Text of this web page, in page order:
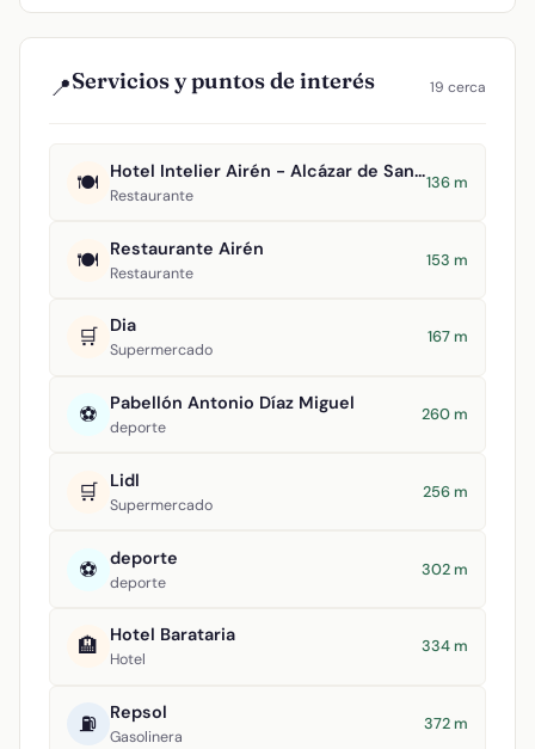
📍Servicios y puntos de interés 19 cerca
🍽️ Hotel Intelier Airén - Alcázar de San Juan
Restaurante
136 m
🍽️ Restaurante Airén
Restaurante
153 m
🛒 Dia
Supermercado
167 m
⚽ Pabellón Antonio Díaz Miguel
deporte
260 m
🛒 Lidl
Supermercado
256 m
⚽ deporte
deporte
302 m
🏨 Hotel Barataria
Hotel
334 m
⛽ Repsol
Gasolinera
372 m